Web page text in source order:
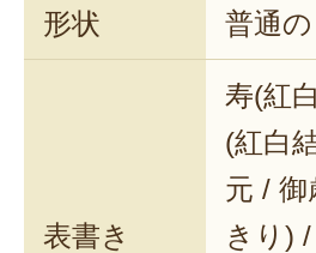
形状 普通の
表書き
寿(紅
(紅白
元 / 御
きり)